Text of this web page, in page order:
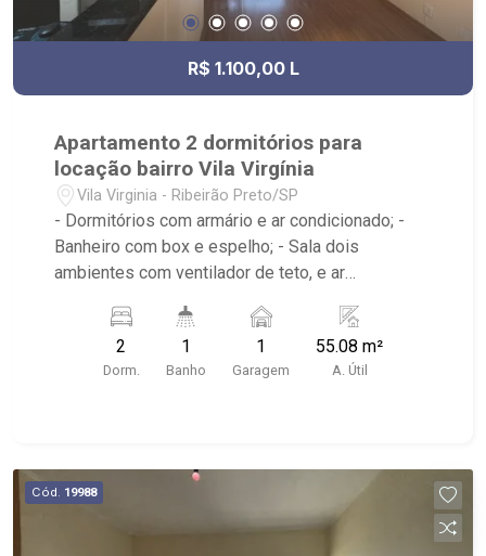
R$ 1.100,00 L
Apartamento 2 dormitórios para
locação bairro Vila Virgínia
Vila Virginia - Ribeirão Preto/SP
- Dormitórios com armário e ar condicionado; -
Banheiro com box e espelho; - Sala dois
ambientes com ventilador de teto, e ar
Área de serviço; - Iluminação; - Condomínio com
portaria 24hr, Salão de festas, Playground,
Espaço gourmet na área comum - Localizado
2
Dorm.
1
Banho
1
Garagem
55.08 m²
A. Útil
Cód. 19988